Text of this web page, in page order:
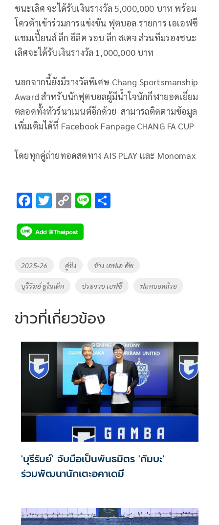
ชนะเลิศ จะได้รับเงินรางวัล 5,000,000 บาท พร้อม
โควต้าเข้าร่วมการแข่งขัน ฟุตบอล รายการ เอเอฟซี
แชมเปี้ยนส์ ลีก อีลิต รอบ ลีก สเตจ ส่วนทีมรองชนะ
เลิศจะได้รับเงินรางวัล 1,000,000 บาท
นอกจากนี้ยังมีรางวัลพิเศษ Chang Sportsmanship
Award สำหรับนักฟุตบอลผู้มีน้ำใจนักกีฬายอดเยี่ยม
ตลอดทั้งทัวร์นาเมนต์อีกด้วย สามารถติดตามข้อมูล
เพิ่มเติมได้ที่ Facebook Fanpage CHANG FA CUP
โดยทุกคู่ถ่ายทอดสดทาง AIS PLAY และ Monomax
F
e
b
o
o
k
T
tt
er
C
p
y
Li
Li
Tags
2025-26 คู่ชิง ช้าง เอฟเอ คัพ
บุรีรัมย์ ยูไนเต็ด ประจวบ เอฟซี ฟถคบอลถ้วย
ข่าวที่เกี่ยวข้อง
'บุรีรัมย์' จับมือเป็นพันธมิตร 'กัมบะ'
ร่วมพัฒนานักเตะอคาเดมี